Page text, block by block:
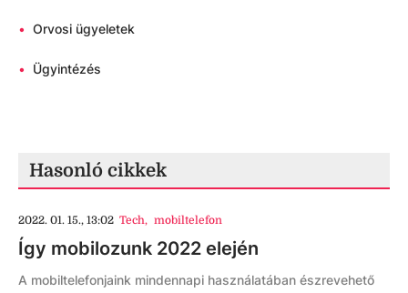
• Orvosi ügyeletek
• Ügyintézés
Hasonló cikkek
2022. 01. 15., 13:02 Tech, mobiltelefon
Így mobilozunk 2022 elején
A mobiltelefonjaink mindennapi használatában észrevehető